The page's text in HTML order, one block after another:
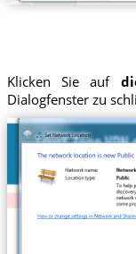
Klicken Sie auf
Dialogfenster zu